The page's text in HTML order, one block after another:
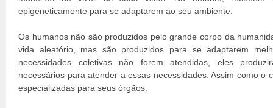
epigeneticamente para se adaptarem ao seu ambiente.
Os humanos não são produzidos pelo grande corpo da
vida aleatório, mas são produzidos para se adaptarem
necessidades coletivas não forem atendidas, eles
necessários para atender a essas necessidades. Assim como o
especializadas para seus órgãos.